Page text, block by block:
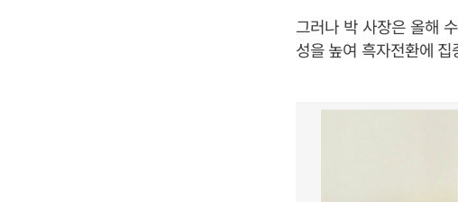
그러나 박 사장은 올해
성을 높여 흑자전환에